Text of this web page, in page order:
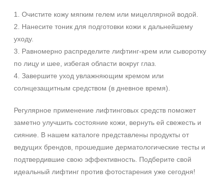
1. Очистите кожу мягким гелем или мицеллярной водой.
2. Нанесите тоник для подготовки кожи к дальнейшему
уходу.
3. Равномерно распределите лифтинг‑крем или сыворотку
по лицу и шее, избегая области вокруг глаз.
4. Завершите уход увлажняющим кремом или
солнцезащитным средством (в дневное время).
Регулярное применение лифтинговых средств поможет
заметно улучшить состояние кожи, вернуть ей свежесть и
сияние. В нашем каталоге представлены продукты от
ведущих брендов, прошедшие дерматологические тесты и
подтвердившие свою эффективность. Подберите свой
идеальный лифтинг против фотостарения уже сегодня!